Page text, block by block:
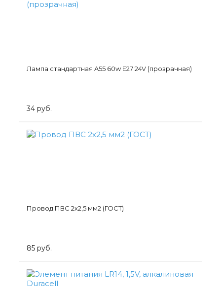
Лампа стандартная A55 60w E27 24V (прозрачная)
34 руб.
Провод ПВС 2х2,5 мм2 (ГОСТ)
85 руб.